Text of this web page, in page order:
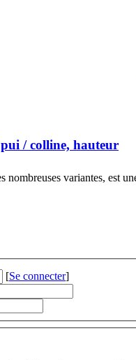
/ colline, hauteur
nombreuses variantes, est
[Se connecter]